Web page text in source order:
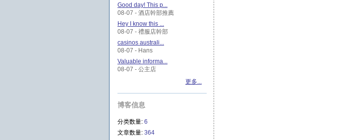
Good day! This p...
08-07 - 酒店幹部推薦
Hey I know this ...
08-07 - 禮服店幹部
casinos australi...
08-07 - Hans
Valuable informa...
08-07 - 公主店
更多...
博客信息
分类数量: 6
文章数量: 364